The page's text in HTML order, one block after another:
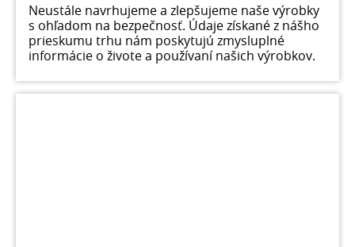
Neustále navrhujeme a zlepšujeme naše výrobky
s ohľadom na bezpečnosť. Údaje získané z nášho
prieskumu trhu nám poskytujú zmysluplné
informácie o živote a používaní našich výrobkov.